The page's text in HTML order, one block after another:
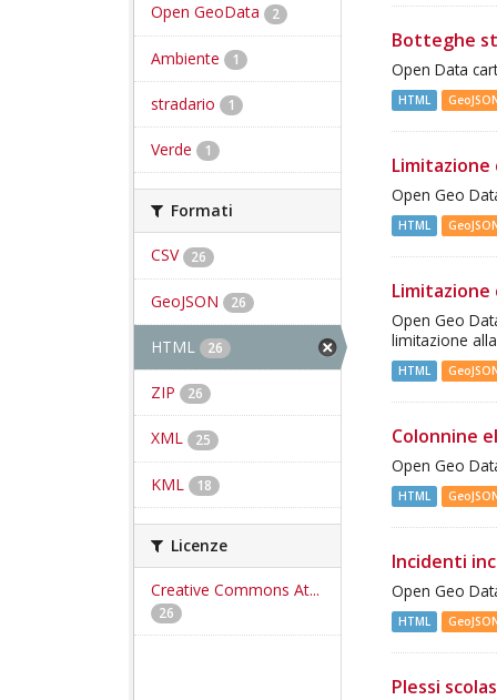
Open GeoData 2
Ambiente 1
stradario 1
Verde 1
Formati
CSV 26
GeoJSON 26
HTML 26
ZIP 26
XML 25
KML 18
Licenze
Creative Commons At...
26
Botteghe
Open Data
HTML
Limitazione
Open Geo
HTML
Limitazione
Open Geo
limitazione
HTML
Colonnine
Open Geo
HTML
Incidenti
Open Geo
HTML
Plessi